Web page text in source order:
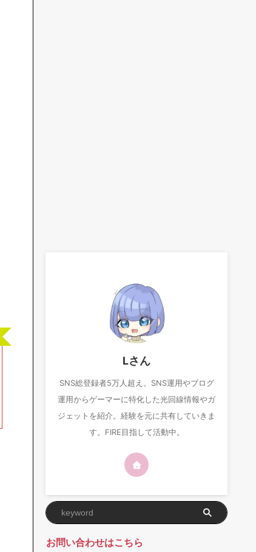
Lさん
SNS総登録者5万人超え。SNS運用やブログ
運用からゲーマーに特化した光回線情報やガ
ジェットを紹介。経験を元に共有していきま
す。FIRE目指して活動中。
お問い合わせはこちら